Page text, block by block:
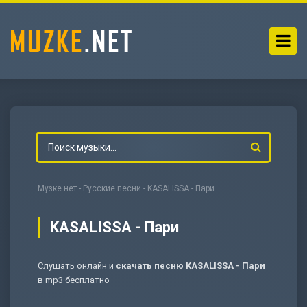
Музке.нет - Русские песни - KASALISSA - Пари
KASALISSA - Пари
Слушать онлайн и скачать песню KASALISSA - Пари
в mp3 бесплатно